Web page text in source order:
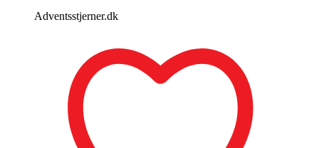
Adventsstjerner.dk